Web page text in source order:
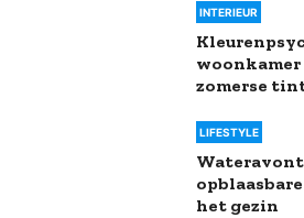
INTERIEUR
woonkamer
zomerse
LIFESTYLE
het gezin